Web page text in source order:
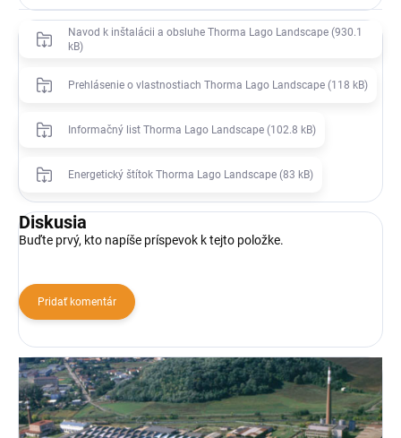
Navod k inštalácii a obsluhe Thorma Lago Landscape (930.1
kB)
Prehlásenie o vlastnostiach Thorma Lago Landscape (118 kB)
Informačný list Thorma Lago Landscape (102.8 kB)
Energetický štítok Thorma Lago Landscape (83 kB)
Diskusia
Buďte prvý, kto napíše príspevok k tejto položke.
Pridať komentár